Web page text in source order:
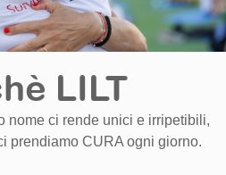
LILT
nome ci rende unici e irripetibili,
prendiamo CURA ogni giorno.